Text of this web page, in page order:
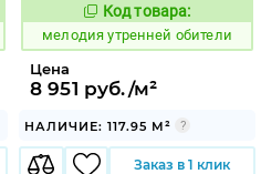
966812
Код товара:
мелодия утренней обители
Цена
8 951 руб./м²
НАЛИЧИЕ: 117.95 М²
Заказ в 1 клик